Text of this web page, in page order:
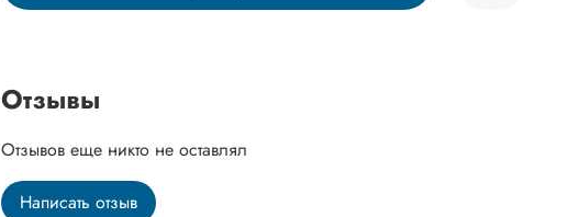
Отзывы
Отзывов еще никто не оставлял
Написать отзыв